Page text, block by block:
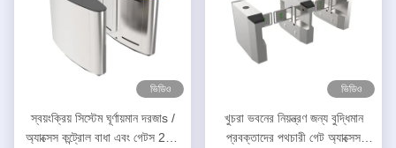
ভিডিও
স্বয়ংক্রিয় সিস্টেম ঘূর্ণায়মান দরজাs /
অ্যাক্সেস কন্ট্রোল বাধা এবং গেটস 24V
ভিডিও
খুচরা ভবনের নিয়ন্ত্রণ জন্য বুদ্ধিমান
প্রবক্তাদের পথচারী গেট অ্যাক্সেস